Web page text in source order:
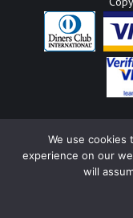
We use
experience on our
will